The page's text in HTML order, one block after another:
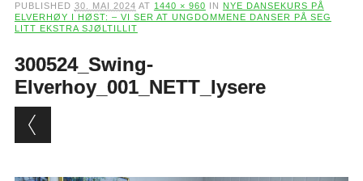
PUBLISHED 30. MAI 2024 AT 1440 × 960 IN NYE DANSEKURS PÅ
ELVERHØY I HØST: – VI SER AT UNGDOMMENE DANSER PÅ SEG
LITT EKSTRA SJØLTILLIT
300524_Swing-
Elverhoy_001_NETT_lysere